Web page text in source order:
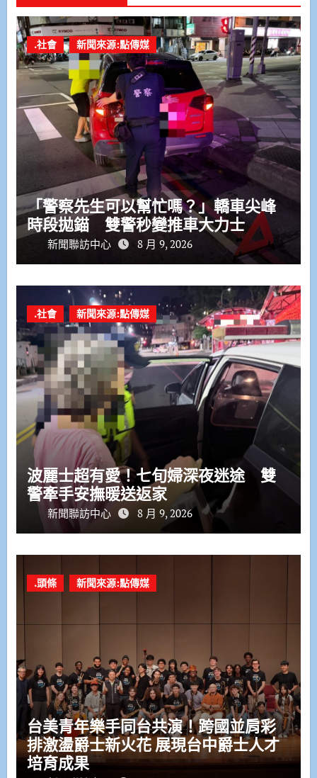
.社會 新聞來源:點傳媒
「警察先生可以幫忙嗎？」轎車尖峰
時段拋錨 雙警秒變推車大力士
新聞聯訪中心 8 月 9, 2026
.社會 新聞來源:點傳媒
波麗士超有愛！七旬婦深夜迷途 雙
警牽手安撫暖送返家
新聞聯訪中心 8 月 9, 2026
.頭條 新聞來源:點傳媒
台美青年樂手同台共演！跨國並肩彩
排激盪爵士新火花 展現台中爵士人才
培育成果